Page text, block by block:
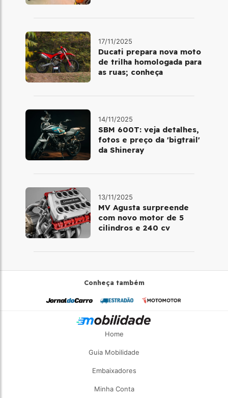
17/11/2025
Ducati prepara nova moto
de trilha homologada para
as ruas; conheça
14/11/2025
SBM 600T: veja detalhes,
fotos e preço da 'bigtrail'
da Shineray
13/11/2025
MV Agusta surpreende
com novo motor de 5
cilindros e 240 cv
Conheça também
Home
Guia Mobilidade
Embaixadores
Minha Conta